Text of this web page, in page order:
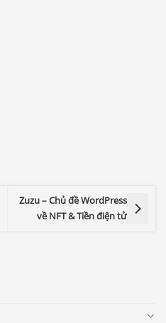
Zuzu – Chủ đề WordPress
về NFT & Tiền điện tử